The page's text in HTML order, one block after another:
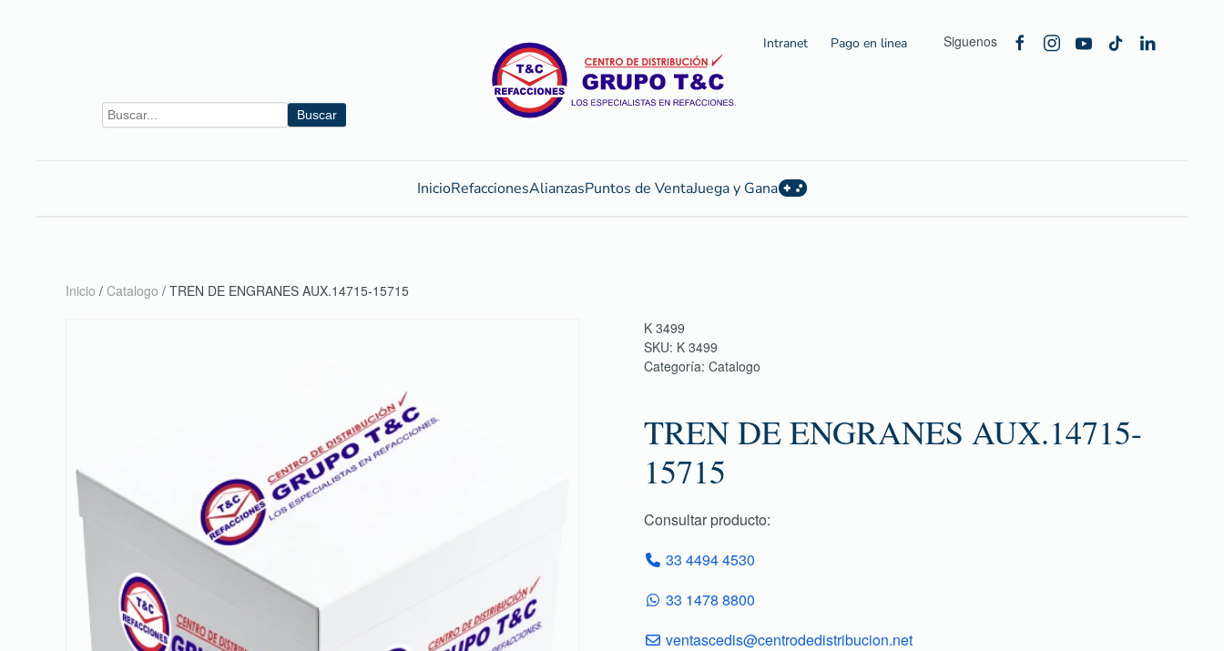
Buscar
Intranet Pago en linea Siguenos
InicioRefaccionesAlianzasPuntos de VentaJuega y Gana
Inicio / Catalogo / TREN DE ENGRANES AUX.14715-15715
K 3499
SKU: K 3499
Categoría: Catalogo
TREN DE ENGRANES AUX.14715-
15715
Consultar producto:
33 4494 4530
33 1478 8800
ventascedis@centrodedistribucion.net